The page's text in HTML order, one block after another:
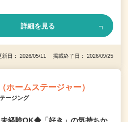
詳細を見る
新日： 2026/05/11 掲載終了日： 2026/09/25
ホームステージャー）
ージング
未経験OK◆「好き」の気持ちか